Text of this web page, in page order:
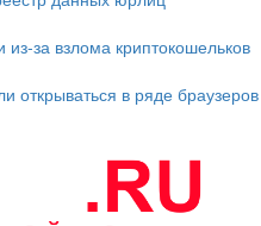
за взлома криптокошельков
открываться в ряде браузеров